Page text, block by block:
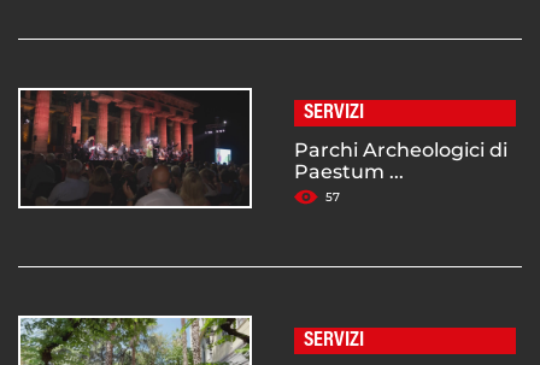
SERVIZI
Parchi Archeologici di
Paestum ...
57
SERVIZI